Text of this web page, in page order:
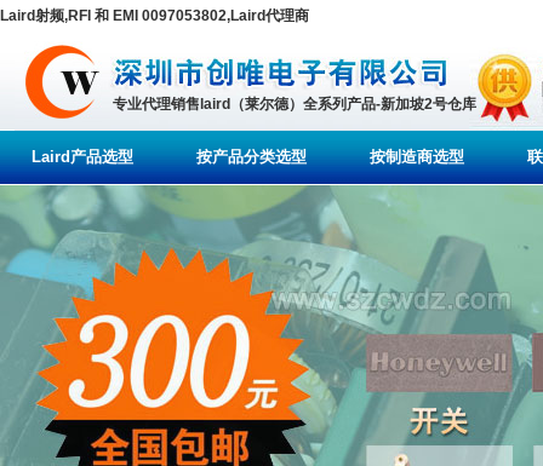
Laird射频,RFI 和 EMI 0097053802,Laird代理商
专业代理销售laird（莱尔德）全系列产品-新加坡2号仓库
Laird产品选型 按产品分类选型 按制造商选型